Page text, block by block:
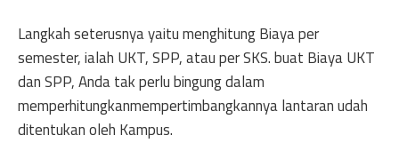
Langkah seterusnya yaitu menghitung Biaya per
semester, ialah UKT, SPP, atau per SKS. buat Biaya UKT
dan SPP, Anda tak perlu bingung dalam
memperhitungkanmempertimbangkannya lantaran udah
ditentukan oleh Kampus.